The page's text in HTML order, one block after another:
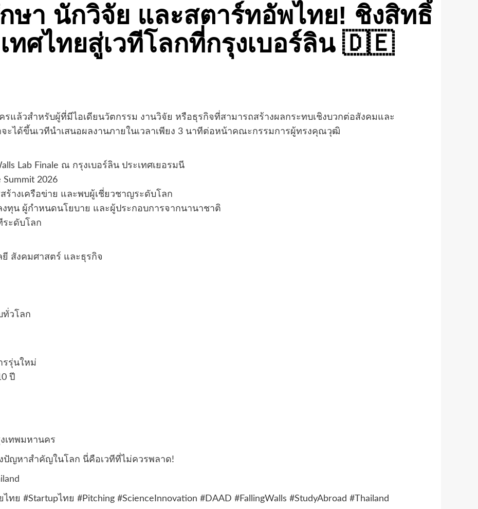
ษา นักวิจัย และสตาร์ทอัพไทย! ชิงสิทธิ์
ทศไทยสู่เวทีโลกที่กรุงเบอร์ลิน 🇩🇪
ครแล้วสำหรับผู้ที่มีไอเดียนวัตกรรม งานวิจัย หรือธุรกิจที่สามารถสร้างผลกระทบเชิงบวกต่อสังคมและ
ะได้ขึ้นเวทีนำเสนอผลงานภายในเวลาเพียง 3 นาทีต่อหน้าคณะกรรมการผู้ทรงคุณวุฒิ
Lab Finale ณ กรุงเบอร์ลิน ประเทศเยอรมนี
Summit 2026
ร้างเครือข่าย และพบผู้เชี่ยวชาญระดับโลก
ทุน ผู้กำหนดนโยบาย และผู้ประกอบการจากนานาชาติ
ระดับโลก
ยี สังคมศาสตร์ และธุรกิจ
ทั่วโลก
รรุ่นใหม่
ปี
เทพมหานคร
ปัญหาสำคัญในโลก นี่คือเวทีที่ไม่ควรพลาด!
#Startupไทย #Pitching #ScienceInnovation #DAAD #FallingWalls #StudyAbroad #Thailand